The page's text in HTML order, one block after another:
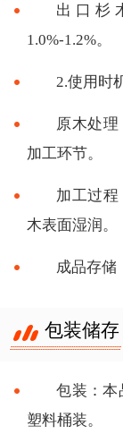
出口杉
1.0%-1.2%。
2.使用时
原木处
加工环节。
加工过
木表面湿润。
成品存储
包装储存
包装：本
塑料桶装。